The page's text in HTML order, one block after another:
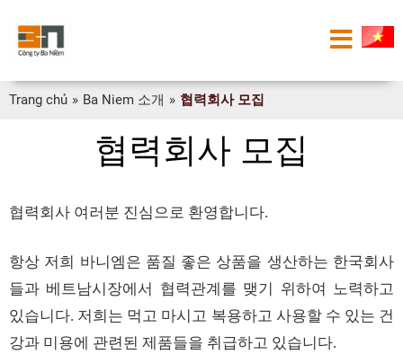
Trang chủ » Ba Niem 소개 » 협력회사 모집
협력회사 모집
협력회사 여러분 진심으로 환영합니다.
항상 저희 바니엠은 품질 좋은 상품을 생산하는 한국회사
들과 베트남시장에서 협력관계를 맺기 위하여 노력하고
있습니다. 저희는 먹고 마시고 복용하고 사용할 수 있는 건
강과 미용에 관련된 제품들을 취급하고 있습니다.